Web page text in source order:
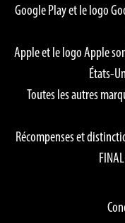
Google Play et le logo
Apple et le logo Apple
États-
Toutes les autres
Récompenses et